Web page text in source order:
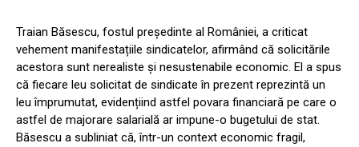
Traian Băsescu, fostul președinte al României, a criticat
vehement manifestațiile sindicatelor, afirmând că solicitările
acestora sunt nerealiste și nesustenabile economic. El a spus
că fiecare leu solicitat de sindicate în prezent reprezintă un
leu împrumutat, evidențiind astfel povara financiară pe care o
astfel de majorare salarială ar impune-o bugetului de stat.
Băsescu a subliniat că, într-un context economic fragil,